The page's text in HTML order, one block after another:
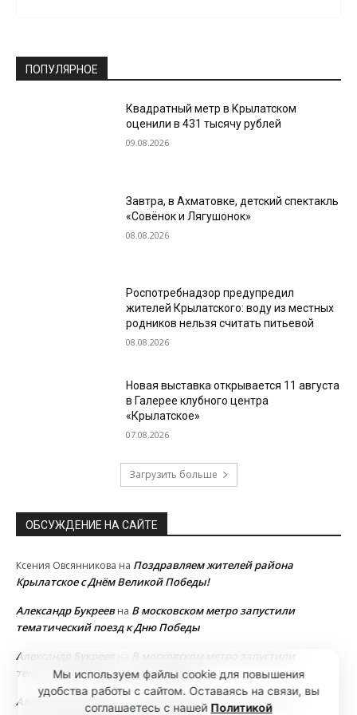
ПОПУЛЯРНОЕ
Квадратный метр в Крылатском
оценили в 431 тысячу рублей
09.08.2026
Завтра, в Ахматовке, детский спектакль
«Совёнок и Лягушонок»
08.08.2026
Роспотребнадзор предупредил
жителей Крылатского: воду из местных
родников нельзя считать питьевой
08.08.2026
Новая выставка открывается 11 августа
в Галерее клубного центра
«Крылатское»
07.08.2026
Загрузить больше
ОБСУЖДЕНИЕ НА САЙТЕ
Ксения Овсянникова на Поздравляем жителей района
Крылатское с Днём Великой Победы!
Александр Букреевна В московском метро запустили
тематический поезд к Дню Победы
Александр Букреев
В московском метро запустили
тематический поезд к Дню Победы
Александр Букреев
В московском метро запустили
Мы используем файлы cookie для повышения
удобства работы с сайтом. Оставаясь на связи, вы
соглашаетесь с нашей Политикой